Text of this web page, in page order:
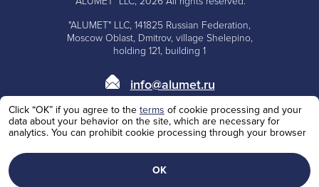
"ALUMET" LLC, 141825 Russian Federation,
Moscow Oblast, Dmitrov, village Shelepino,
holding 121, building 1
info@alumet.ru
+7 (495)668-10-73
+7 (985)100-62-53
Personal Data Processing Policy
Click “OK” if you agree to the terms of cookie processing and your
data about your behavior on the site, which are necessary for
analytics. You can prohibit cookie processing through your browser
ОК